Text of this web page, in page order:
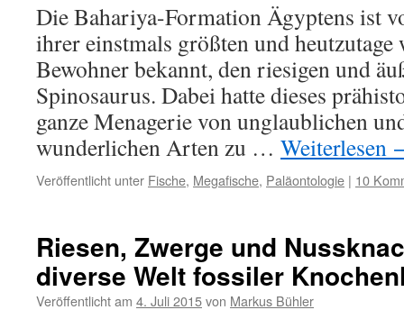
Die Bahariya-Formation Ägyptens ist
ihrer einstmals größten und heutzutage
Bewohner bekannt, den riesigen und
Spinosaurus. Dabei hatte dieses
ganze Menagerie von unglaublichen
wunderlichen Arten zu … Weiterlesen
Veröffentlicht unter Fische, Megafische, Paläontologie | 10
Riesen, Zwerge und
diverse Welt fossiler
Veröffentlicht am 4. Juli 2015von Markus Bühler